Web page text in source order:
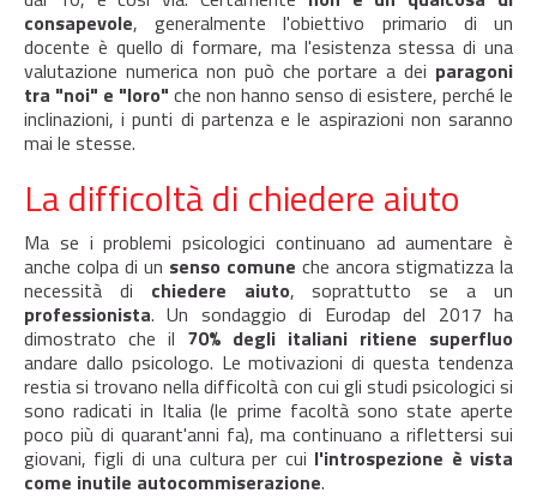
consapevole, generalmente l'obiettivo primario di un
docente è quello di formare, ma l'esistenza stessa di una
valutazione numerica non può che portare a dei paragoni
tra "noi" e "loro" che non hanno senso di esistere, perché le
inclinazioni, i punti di partenza e le aspirazioni non saranno
mai le stesse.
La difficoltà di chiedere aiuto
Ma se i problemi psicologici continuano ad aumentare è
anche colpa di un senso comune che ancora stigmatizza la
necessità di chiedere aiuto, soprattutto se a un
professionista. Un sondaggio di Eurodap del 2017 ha
dimostrato che il 70% degli italiani ritiene superfluo
andare dallo psicologo. Le motivazioni di questa tendenza
restia si trovano nella difficoltà con cui gli studi psicologici si
sono radicati in Italia (le prime facoltà sono state aperte
poco più di quarant'anni fa), ma continuano a riflettersi sui
giovani, figli di una cultura per cui l'introspezione è vista
come inutile autocommiserazione.